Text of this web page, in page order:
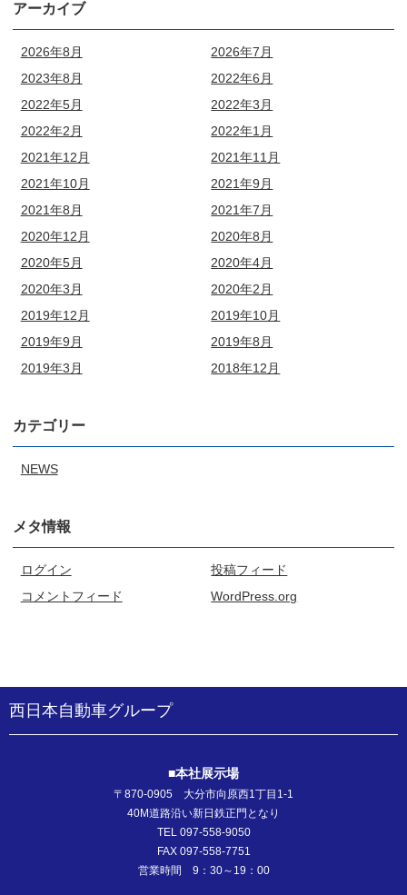
アーカイブ
2026年8月
2026年7月
2023年8月
2022年6月
2022年5月
2022年3月
2022年2月
2022年1月
2021年12月
2021年11月
2021年10月
2021年9月
2021年8月
2021年7月
2020年12月
2020年8月
2020年5月
2020年4月
2020年3月
2020年2月
2019年12月
2019年10月
2019年9月
2019年8月
2019年3月
2018年12月
カテゴリー
NEWS
メタ情報
ログイン
投稿フィード
コメントフィード
WordPress.org
西日本自動車グループ
■本社展示場
〒870-0905 大分市向原西1丁目1-1
40M道路沿い新日鉄正門となり
TEL 097-558-9050
FAX 097-558-7751
営業時間 9：30～19：00